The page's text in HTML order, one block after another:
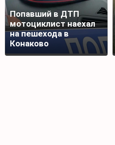
Попавший в ДТП
мотоциклист наехал
на пешехода в
Конаково